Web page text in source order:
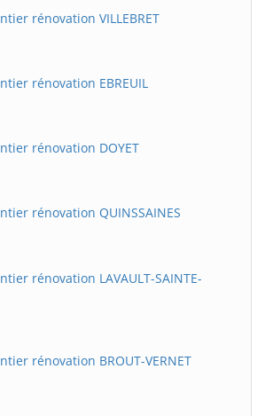
rénovation VILLEBRET
rénovation EBREUIL
rénovation DOYET
rénovation QUINSSAINES
rénovation LAVAULT-SAINTE-
rénovation BROUT-VERNET